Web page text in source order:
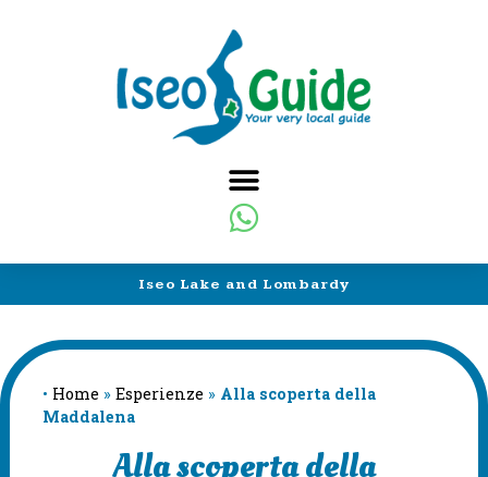
Iseo Lake and Lombardy
• Home » Esperienze » Alla scoperta della
Maddalena
Alla scoperta della